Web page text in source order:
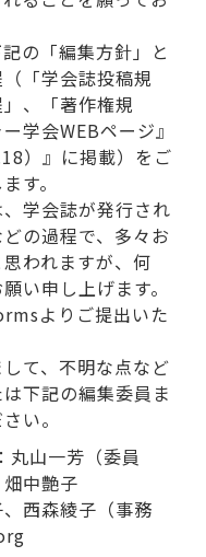
の「編集方針」と
「学会誌投稿規
、「著作権規
学会WEBページ』
）』に掲載）をご
す。
学会誌が発行され
の過程で、多々お
われますが、何
い申し上げます。
よりご提出いた
て、不明な点など
下記の編集委員ま
い。
丸山一芳（委員
中艶子
西森綾子（事務